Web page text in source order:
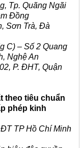
Tp. Quãng Ngãi
Đồng
Sơn Trà, Đà
C) – Số 2 Quang
Nghệ An
P. ĐHT, Quận
theo tiêu chuẩn
phép kinh
TP Hồ Chí Minh